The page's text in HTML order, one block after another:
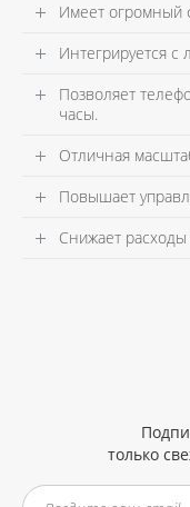
Имеет огромный
Интегрируется
Позволяет
часы.
Отличная
Повышает
Снижает расходы
только